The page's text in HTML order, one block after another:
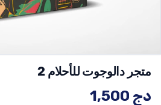
متجر دالوجوت للأحلام 2
1,500 دج